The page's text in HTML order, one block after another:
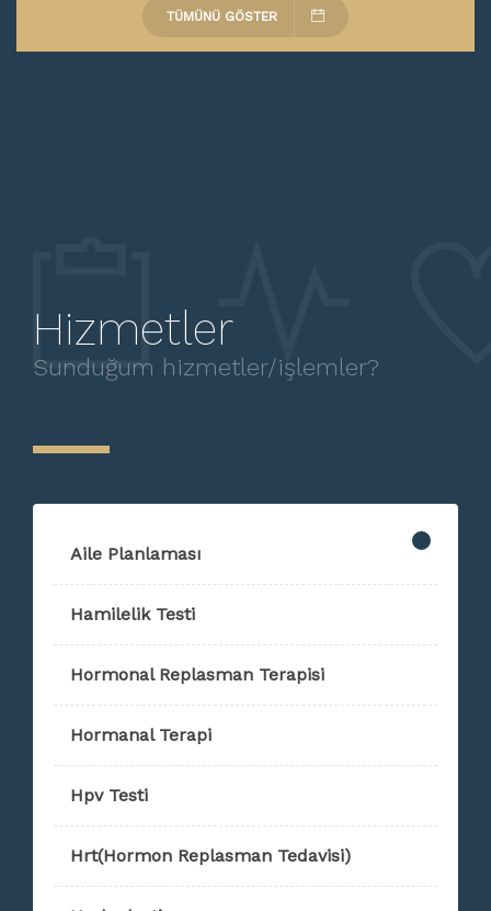
TÜMÜNÜ GÖSTER
Hizmetler
Sunduğum hizmetler/işlemler?
Aile Planlaması
Hamilelik Testi
Hormonal Replasman Terapisi
Hormanal Terapi
Hpv Testi
Hrt(Hormon Replasman Tedavisi)